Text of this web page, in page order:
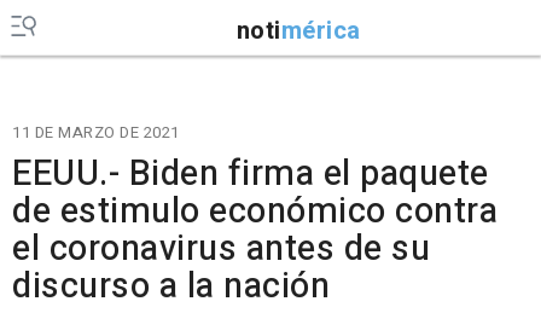
notimérica
11 DE MARZO DE 2021
EEUU.- Biden firma el paquete
de estimulo económico contra
el coronavirus antes de su
discurso a la nación